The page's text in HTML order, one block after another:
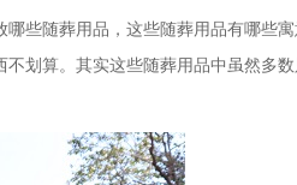
些随葬用品，这些随葬用品有哪些
划算。其实这些随葬用品中虽然多